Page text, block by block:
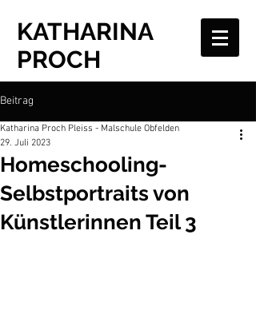
KATHARINA
PROCH
Beitrag
Homeschooling-
Selbstportraits von
Künstlerinnen Teil 3
Katharina Proch Pleiss - Malschule Obfelden
29. Juli 2023